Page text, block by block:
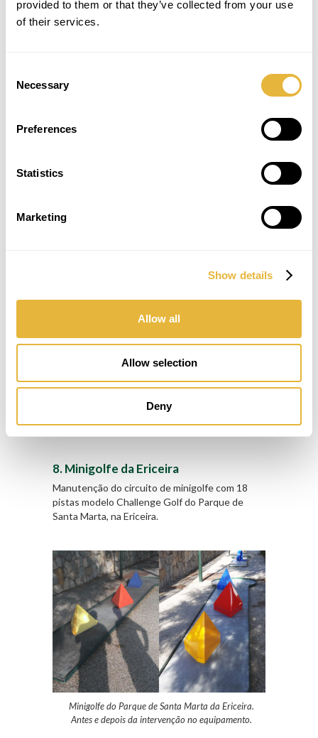
provided to them or that they’ve collected from your use
of their services.
Selection
Necessary
Preferences
Statistics
Marketing
Show details
Allow all
Allow selection
Deny
competições, de Ílhavo. Mais fotos do circuito
8. Minigolfe da Ericeira
Manutenção do circuito de minigolfe com 18
pistas modelo Challenge Golf do Parque de
Santa Marta, na Ericeira.
Minigolfe do Parque de Santa Marta da Ericeira.
Antes e depois da intervenção no equipamento.